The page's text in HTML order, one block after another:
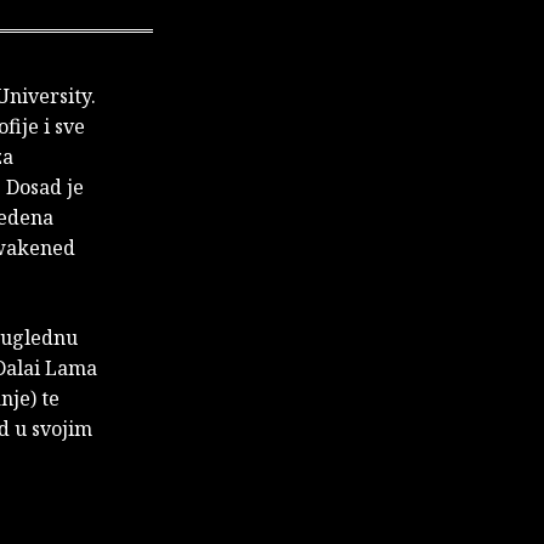
i sve
je
Lama
te
u svojim